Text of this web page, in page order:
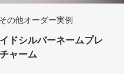
その他オーダー実例
ドシルバーネームプレ
ャーム